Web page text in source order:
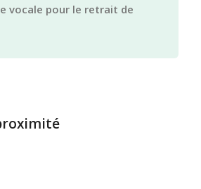
vocale pour le retrait de